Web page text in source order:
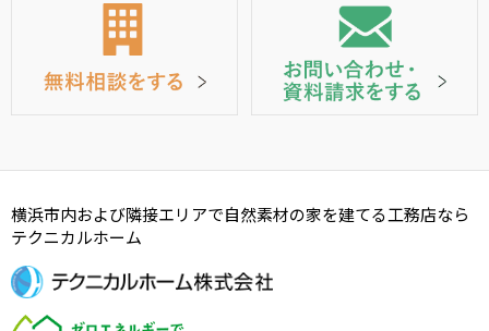
横浜市内および隣接エリアで自然素材の家を建てる工務店なら
テクニカルホーム